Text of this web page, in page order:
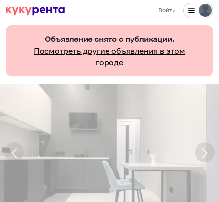
Войти
Объявление снято с публикации.
Посмотреть другие объявления в этом
городе